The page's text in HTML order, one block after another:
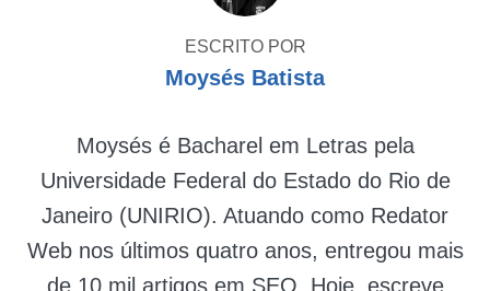
ESCRITO POR
Moysés Batista
Moysés é Bacharel em Letras pela
Universidade Federal do Estado do Rio de
Janeiro (UNIRIO). Atuando como Redator
Web nos últimos quatro anos, entregou mais
de 10 mil artigos em SEO. Hoje, escreve